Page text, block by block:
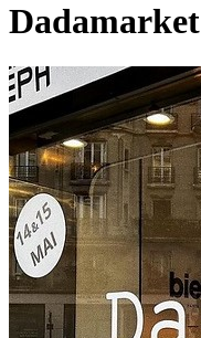
Dadamarket